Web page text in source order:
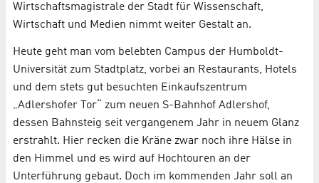
Wirtschaftsmagistrale der Stadt für Wissenschaft,
Wirtschaft und Medien nimmt weiter Gestalt an.
Heute geht man vom belebten Campus der Humboldt-
Universität zum Stadtplatz, vorbei an Restaurants, Hotels
und dem stets gut besuchten Einkaufszentrum
„Adlershofer Tor“ zum neuen S-Bahnhof Adlershof,
dessen Bahnsteig seit vergangenem Jahr in neuem Glanz
erstrahlt. Hier recken die Kräne zwar noch ihre Hälse in
den Himmel und es wird auf Hochtouren an der
Unterführung gebaut. Doch im kommenden Jahr soll an